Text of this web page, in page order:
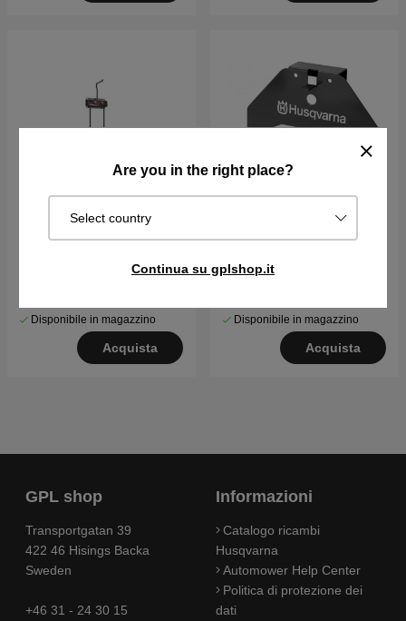
Are you in the right place?
Select country
Continua su gplshop.it
310E Nera, 410XE Nera
Disponibile in magazzino
Acquista
Automower® 310 / 315 /
315X
Disponibile in magazzino
Acquista
GPL shop
Transportgatan 39
422 46 Hisings Backa
Sweden
+46 31 - 24 30 15
Informazioni
Catalogo ricambi
Husqvarna
Automower Help Center
Politica di protezione dei
dati